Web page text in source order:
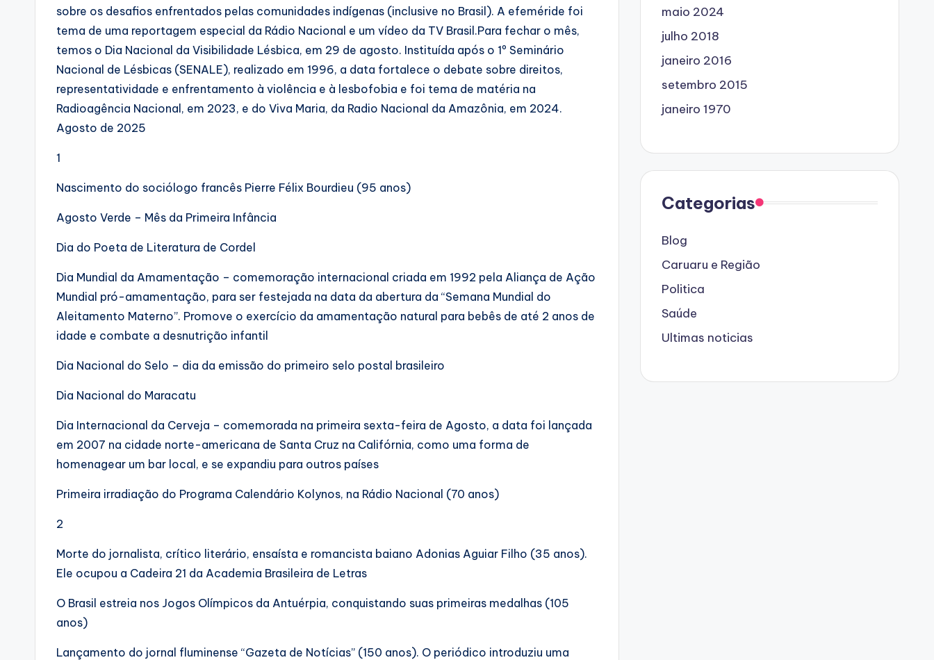
sobre os desafios enfrentados pelas comunidades indígenas (inclusive no Brasil). A efeméride foi
tema de uma reportagem especial da Rádio Nacional e um vídeo da TV Brasil.Para fechar o mês,
temos o Dia Nacional da Visibilidade Lésbica, em 29 de agosto. Instituída após o 1º Seminário
Nacional de Lésbicas (SENALE), realizado em 1996, a data fortalece o debate sobre direitos,
representatividade e enfrentamento à violência e à lesbofobia e foi tema de matéria na
Radioagência Nacional, em 2023, e do Viva Maria, da Radio Nacional da Amazônia, em 2024.
Agosto de 2025
1
Nascimento do sociólogo francês Pierre Félix Bourdieu (95 anos)
Agosto Verde – Mês da Primeira Infância
Dia do Poeta de Literatura de Cordel
Dia Mundial da Amamentação – comemoração internacional criada em 1992 pela Aliança de Ação
Mundial pró-amamentação, para ser festejada na data da abertura da “Semana Mundial do
Aleitamento Materno”. Promove o exercício da amamentação natural para bebês de até 2 anos de
idade e combate a desnutrição infantil
Dia Nacional do Selo – dia da emissão do primeiro selo postal brasileiro
Dia Nacional do Maracatu
Dia Internacional da Cerveja – comemorada na primeira sexta-feira de Agosto, a data foi lançada
em 2007 na cidade norte-americana de Santa Cruz na Califórnia, como uma forma de
homenagear um bar local, e se expandiu para outros países
Primeira irradiação do Programa Calendário Kolynos, na Rádio Nacional (70 anos)
2
Morte do jornalista, crítico literário, ensaísta e romancista baiano Adonias Aguiar Filho (35 anos).
Ele ocupou a Cadeira 21 da Academia Brasileira de Letras
O Brasil estreia nos Jogos Olímpicos da Antuérpia, conquistando suas primeiras medalhas (105
anos)
Lançamento do jornal fluminense “Gazeta de Notícias” (150 anos). O periódico introduziu uma
maio 2024
julho 2018
janeiro 2016
setembro 2015
janeiro 1970
Categorias
Blog
Caruaru e Região
Politica
Saúde
Ultimas noticias